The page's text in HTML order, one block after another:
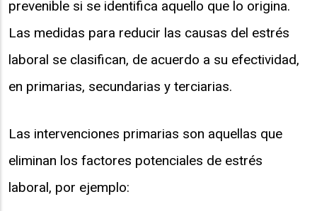
prevenible si se identifica aquello que lo origina.
Las medidas para reducir las causas del estrés
laboral se clasifican, de acuerdo a su efectividad,
en primarias, secundarias y terciarias.
Las intervenciones primarias son aquellas que
eliminan los factores potenciales de estrés
laboral, por ejemplo: